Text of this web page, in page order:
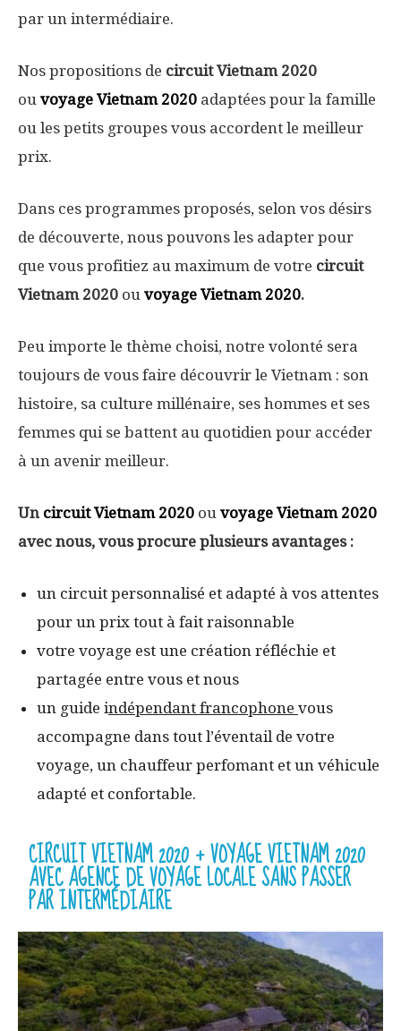
par un intermédiaire.
Nos propositions de circuit Vietnam 2020
ou voyage Vietnam 2020 adaptées pour la famille
ou les petits groupes vous accordent le meilleur
prix.
Dans ces programmes proposés, selon vos désirs
de découverte, nous pouvons les adapter pour
que vous profitiez au maximum de votre circuit
Vietnam 2020 ou voyage Vietnam 2020.
Peu importe le thème choisi, notre volonté sera
toujours de vous faire découvrir le Vietnam : son
histoire, sa culture millénaire, ses hommes et ses
femmes qui se battent au quotidien pour accéder
à un avenir meilleur.
Un circuit Vietnam 2020 ou voyage Vietnam 2020
avec nous, vous procure plusieurs avantages :
un circuit personnalisé et adapté à vos attentes
pour un prix tout à fait raisonnable
votre voyage est une création réfléchie et
partagée entre vous et nous
un guide indépendant francophone vous
accompagne dans tout l’éventail de votre
voyage, un chauffeur perfomant et un véhicule
adapté et confortable.
CIRCUIT VIETNAM 2020 + VOYAGE VIETNAM 2020
AVEC AGENCE DE VOYAGE LOCALE SANS PASSER
PAR INTERMÉDIAIRE